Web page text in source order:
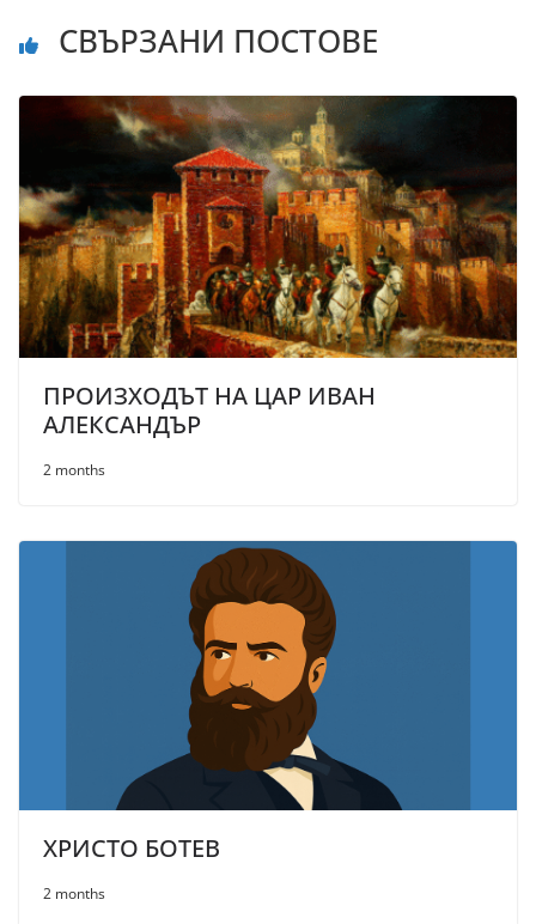
СВЪРЗАНИ ПОСТОВЕ
ПРОИЗХОДЪТ НА ЦАР ИВАН
АЛЕКСАНДЪР
2 months
ХРИСТО БОТЕВ
2 months